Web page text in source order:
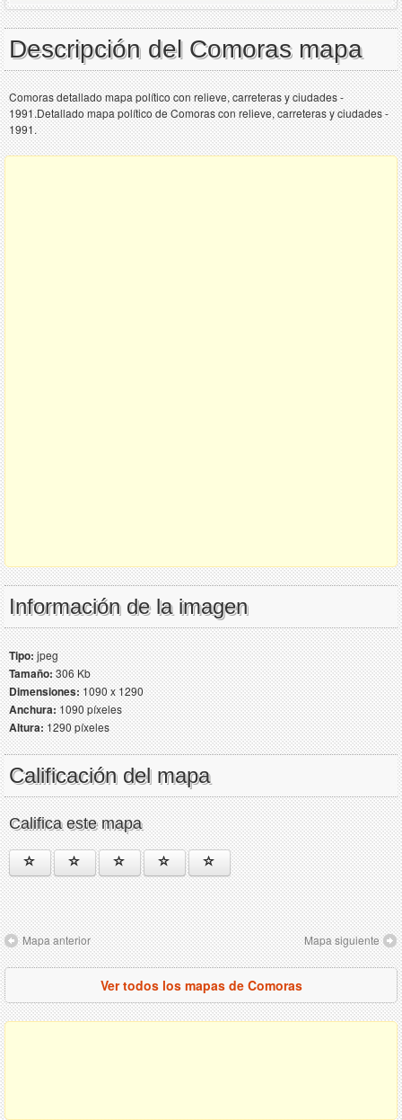
Descripción del Comoras mapa
Comoras detallado mapa político con relieve, carreteras y ciudades -
1991.Detallado mapa político de Comoras con relieve, carreteras y ciudades -
1991.
Información de la imagen
Tipo:jpeg
Tamaño:306 Kb
Dimensiones:1090 x 1290
Anchura:1090 píxeles
Altura:1290 píxeles
Calificación del mapa
Califica este mapa
Mapa anterior Mapa siguiente
Ver todos los mapas de Comoras